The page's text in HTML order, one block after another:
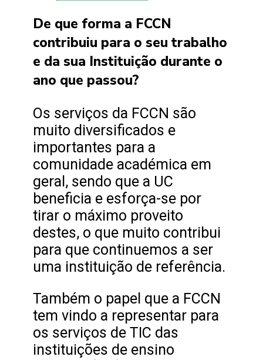
De que forma a FCCN
contribuiu para o seu trabalho
e da sua Instituição durante o
ano que passou?
Os serviços da FCCN são
muito diversificados e
importantes para a
comunidade académica em
geral, sendo que a UC
beneficia e esforça-se por
tirar o máximo proveito
destes, o que muito contribui
para que continuemos a ser
uma instituição de referência.
Também o papel que a FCCN
tem vindo a representar para
os serviços de TIC das
instituições de ensino